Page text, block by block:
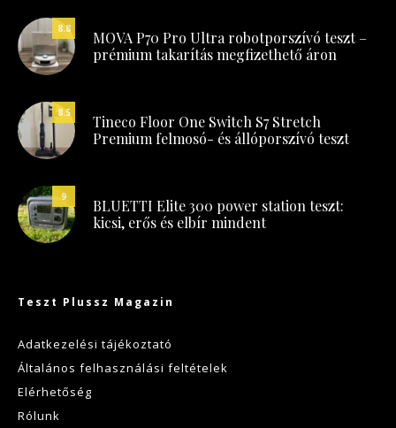
8.8
MOVA P70 Pro Ultra robotporszívó teszt –
prémium takarítás megfizethető áron
8.5
Tineco Floor One Switch S7 Stretch
Premium felmosó- és állóporszívó teszt
9
BLUETTI Elite 300 power station teszt:
kicsi, erős és elbír mindent
Teszt Plussz Magazin
Adatkezelési tájékoztató
Általános felhasználási feltételek
Elérhetőség
Rólunk